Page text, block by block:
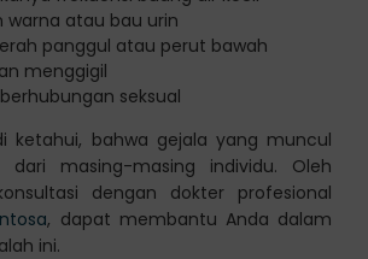
warna atau bau urin
panggul atau perut bawah
menggigil
seksual
ketahui, bahwa gejala yang muncul
dari masing-masing individu. Oleh
dengan dokter profesional
, dapat membantu Anda dalam
ini.